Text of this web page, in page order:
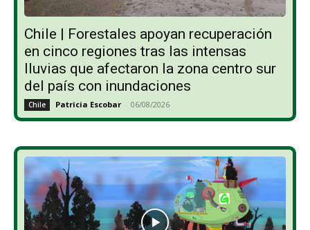
Chile | Forestales apoyan recuperación
en cinco regiones tras las intensas
lluvias que afectaron la zona centro sur
del país con inundaciones
Chile Patricia Escobar - 06/08/2026